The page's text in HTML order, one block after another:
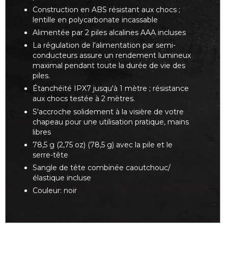
Construction en ABS résistant aux chocs ;
lentille en polycarbonate incassable
Alimentée par 2 piles alcalines AAA incluses
La régulation de l'alimentation par semi-
conducteurs assure un rendement lumineux
maximal pendant toute la durée de vie des
piles.
Étanchéité IPX7 jusqu'à 1 mètre ; résistance
aux chocs testée à 2 mètres.
S'accroche solidement à la visière de votre
chapeau pour une utilisation pratique, mains
libres
78,5 g (2,75 oz) (78,5 g) avec la pile et le
serre-tête
Sangle de tête combinée caoutchouc/
élastique incluse
Couleur: noir